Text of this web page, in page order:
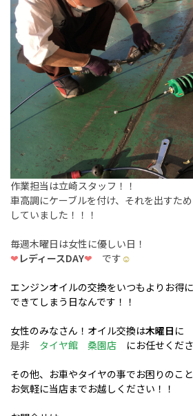
作業担当は立崎スタッフ！！
車高調にケーブルを付け、それを出すた
していました！！！
毎週木曜日は女性に優しい日！
❤ レディースDAY❤ です ☺
エンジンオイルの交換をいつもよりお得に
できてしまう日なんです！！
女性のみなさん！オイル交換は木曜日 に
是非 タイヤ館 桑園店 にお任せくだ
その他、お車やタイヤの事でお困りのこ
お気軽に当店までお越しください！！